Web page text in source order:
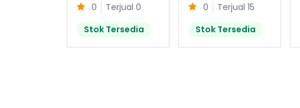
0
Terjual 0
Stok Tersedia
0
Terjual 15
Stok Tersedia